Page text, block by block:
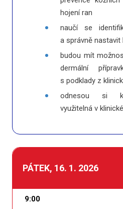
hojení ran
naučí se
a správně nastavit
budou mít
dermální
s podklady z
odnesou si
využitelná v
PÁTEK, 16. 1. 2026
9:00